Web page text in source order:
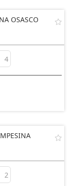
OSASCO
4
2